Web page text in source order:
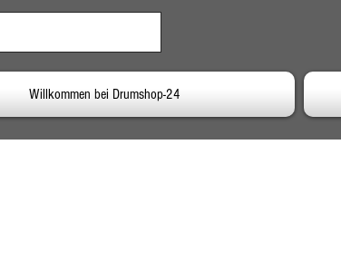
Willkommen bei Drumshop-24